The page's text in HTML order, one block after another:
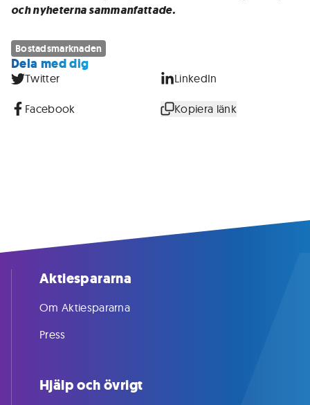
och nyheterna sammanfattade.
Bostadsmarknaden
Dela med dig
Twitter LinkedIn
Facebook Kopiera länk
Aktiespararna
Om Aktiespararna
Press
Hjälp och övrigt